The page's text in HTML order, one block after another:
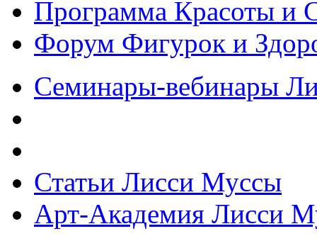
Программа Красоты и
Форум Фигурок и
Семинары-вебинары
Статьи Лисси Муссы
Арт-Академия Лисси